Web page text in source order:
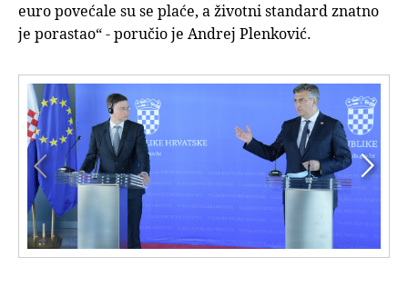
euro povećale su se plaće, a životni standard znatno
je porastao“ - poručio je Andrej Plenković.

